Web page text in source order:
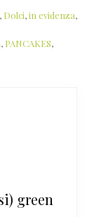
, Dolci,in evidenza,
, PANCAKES,
green